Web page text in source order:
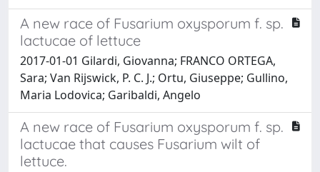
A new race of Fusarium oxysporum f. sp.
lactucae of lettuce
2017-01-01 Gilardi, Giovanna; FRANCO ORTEGA,
Sara; Van Rijswick, P. C. J.; Ortu, Giuseppe; Gullino,
Maria Lodovica; Garibaldi, Angelo
A new race of Fusarium oxysporum f. sp.
lactucae that causes Fusarium wilt of
lettuce.